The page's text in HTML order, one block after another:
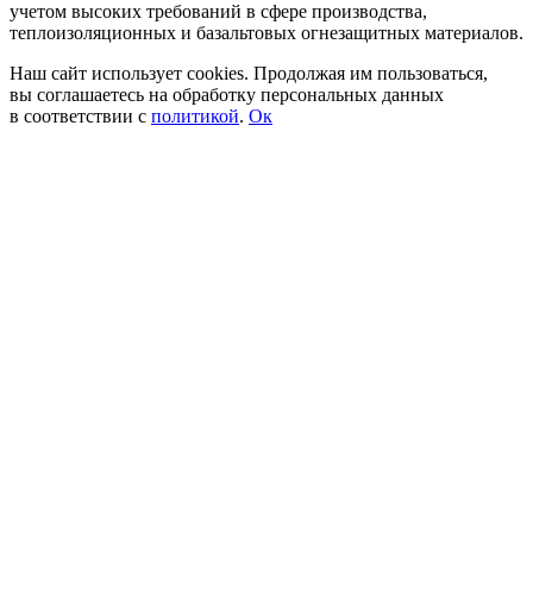
учетом высоких требований в сфере производства,
теплоизоляционных и базальтовых огнезащитных материалов.
Наш сайт использует cookies. Продолжая им пользоваться,
вы соглашаетесь на обработку персональных данных
в соответствии с политикой. Ок